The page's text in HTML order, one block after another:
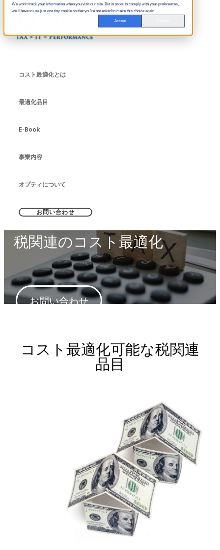
We won't track your information when you visit our site. But in order to comply with your preferences,
we'll have to use just one tiny cookie so that you're not asked to make this choice again.
Accept
コスト最適化とは
最適化品目
E-Book
事業内容
オプティについて
お問い合わせ
税関連のコスト最適化
お問い合わせ
コスト最適化可能な税関連
品目